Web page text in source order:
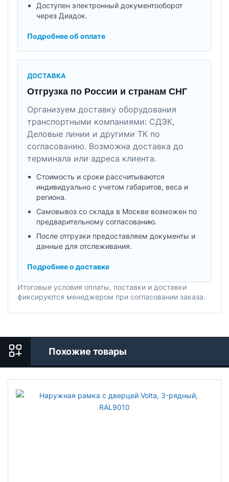
Доступен электронный документооборот
через Диадок.
Подробнее об оплате
ДОСТАВКА
Отгрузка по России и странам СНГ
Организуем доставку оборудования
транспортными компаниями: СДЭК,
Деловые линии и другими ТК по
согласованию. Возможна доставка до
терминала или адреса клиента.
Стоимость и сроки рассчитываются
индивидуально с учетом габаритов, веса и
региона.
Самовывоз со склада в Москве возможен по
предварительному согласованию.
После отгрузки предоставляем документы и
данные для отслеживания.
Подробнее о доставке
Итоговые условия оплаты, поставки и доставки
фиксируются менеджером при согласовании заказа.
Похожие товары